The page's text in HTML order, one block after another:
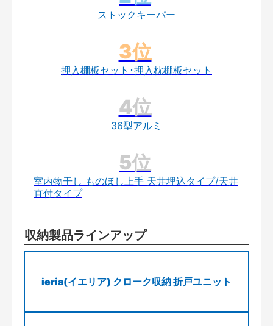
ストックキーパー
押入棚板セット･押入枕棚板セット
36型アルミ
室内物干し ものほし上手 天井埋込タイプ/天井
直付タイプ
収納製品ラインアップ
ieria(イエリア) クローク収納 折戸ユニット